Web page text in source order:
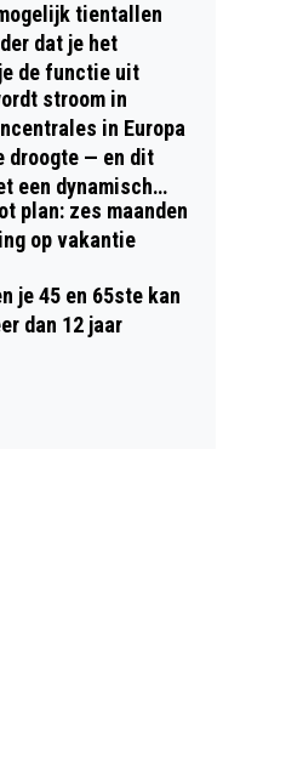
tientallen
dat je het
de functie uit
stroom in
in Europa
droogte — en dit
een dynamisch
plan: zes maanden
op vakantie
je 45 en 65ste kan
dan 12 jaar